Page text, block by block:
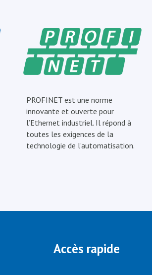
PROFINET est une norme
innovante et ouverte pour
l’Ethernet industriel. Il répond à
toutes les exigences de la
technologie de l’automatisation.
Accès rapide